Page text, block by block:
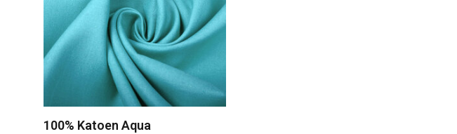
100% Katoen Aqua